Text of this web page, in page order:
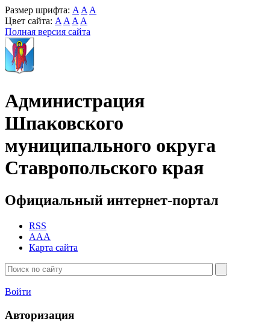
Размер шрифта: A A A
Цвет сайта: A A A A
Полная версия сайта
Администрация
Шпаковского
муниципального округа
Ставропольского края
Официальный интернет-портал
RSS
AAA
Карта сайта
Войти
Авторизация